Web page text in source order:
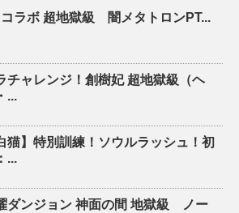
ラボ 超地獄級 闇メタトロンPT...
チャレンジ！創樹妃 超地獄級（ヘ
...
猫】特別訓練！ソウルラッシュ！初
...
ダンジョン 神面の間 地獄級 ノー